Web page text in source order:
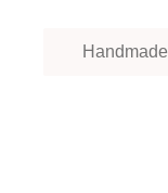
Handmade